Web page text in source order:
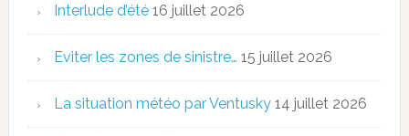
Interlude d’été 16 juillet 2026
Eviter les zones de sinistre… 15 juillet 2026
La situation météo par Ventusky 14 juillet 2026